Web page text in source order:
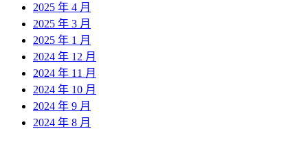
2025 年 4 月
2025 年 3 月
2025 年 1 月
2024 年 12 月
2024 年 11 月
2024 年 10 月
2024 年 9 月
2024 年 8 月